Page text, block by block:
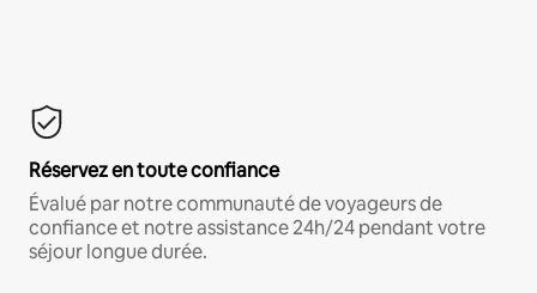
Réservez en toute confiance
Évalué par notre communauté de voyageurs de
confiance et notre assistance 24h/24 pendant votre
séjour longue durée.